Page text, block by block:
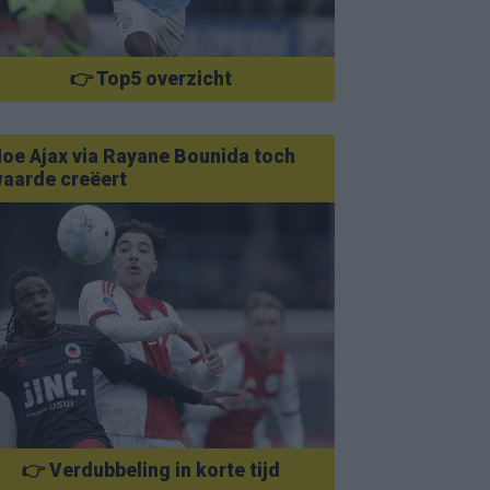
👉 Top5 overzicht
Ajax via Rayane Bounida toch
creëert
👉 Verdubbeling in korte tijd